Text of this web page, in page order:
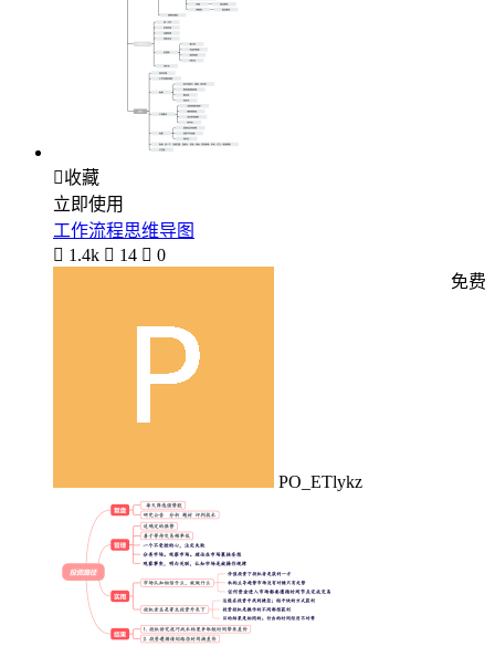
收藏
立即使用
工作流程思维导图
 1.4k  14  0
PO_ETlykz
免费